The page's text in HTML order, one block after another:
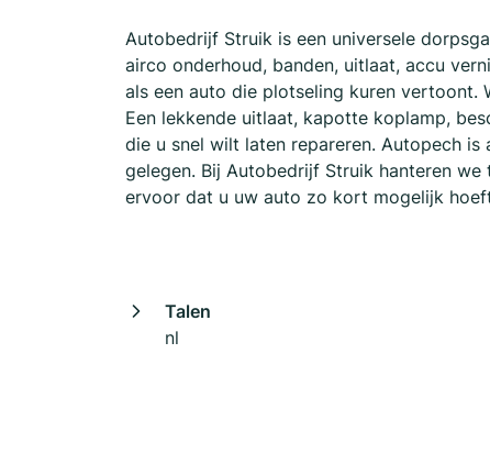
Autobedrijf Struik is een universele
airco onderhoud, banden, uitlaat, accu
als een auto die plotseling kuren
Een lekkende uitlaat, kapotte koplamp,
die u snel wilt laten repareren. Autopech
gelegen. Bij Autobedrijf Struik hanteren
ervoor dat u uw auto zo kort mogelijk
Talen
nl